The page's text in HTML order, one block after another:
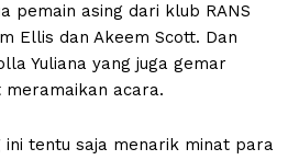
pemain asing dari klub RANS
Ellis dan Akeem Scott. Dan
Yuliana yang juga gemar
acara.
ini tentu saja menarik minat para